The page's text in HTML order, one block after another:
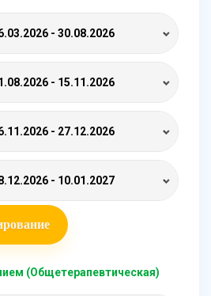
- 30.08.2026
- 15.11.2026
- 27.12.2026
- 10.01.2027
(Общетерапевтическая)